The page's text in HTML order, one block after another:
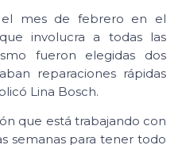
el mes de febrero en el
involucra a todas las
fueron elegidas dos
reparaciones rápidas
Lina Bosch.
que está trabajando con
semanas para tener todo